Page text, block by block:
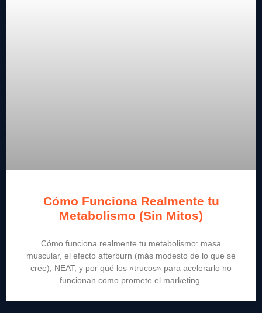
Cómo Funciona Realmente tu
Metabolismo (Sin Mitos)
Cómo funciona realmente tu metabolismo: masa
muscular, el efecto afterburn (más modesto de lo que se
cree), NEAT, y por qué los «trucos» para acelerarlo no
funcionan como promete el marketing.